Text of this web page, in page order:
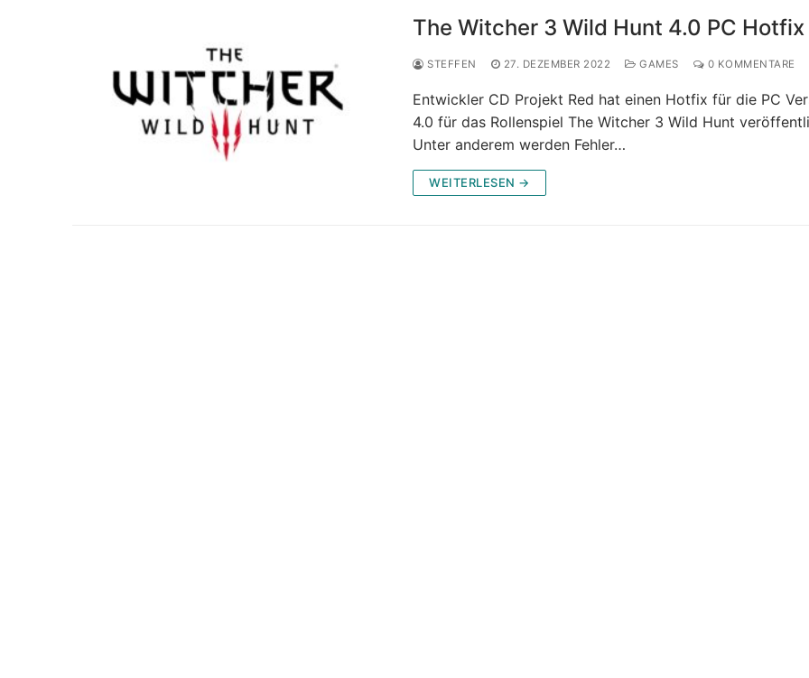
The Witcher 3 Wild Hunt 4.0 PC Hotfix
STEFFEN 27. DEZEMBER 2022 GAMES 0 KOMMENTARE
Entwickler CD Projekt Red hat einen Hotfix für die PC
4.0 für das Rollenspiel The Witcher 3 Wild Hunt
Unter anderem werden Fehler…
WEITERLESEN →